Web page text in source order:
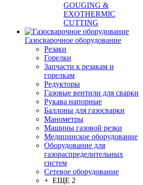
GOUGING &
EXOTHERMIC
CUTTING
Газосварочное оборудование
Резаки
Горелки
Запчасти к резакам и
горелкам
Редукторы
Газовые вентили для сварки
Рукава напорные
Баллоны для газосварки
Манометры
Машины газовой резки
Медицинское оборудование
Оборудование для
газораспределительных
систем
Сетевое оборудование
+ ЕЩЕ 2